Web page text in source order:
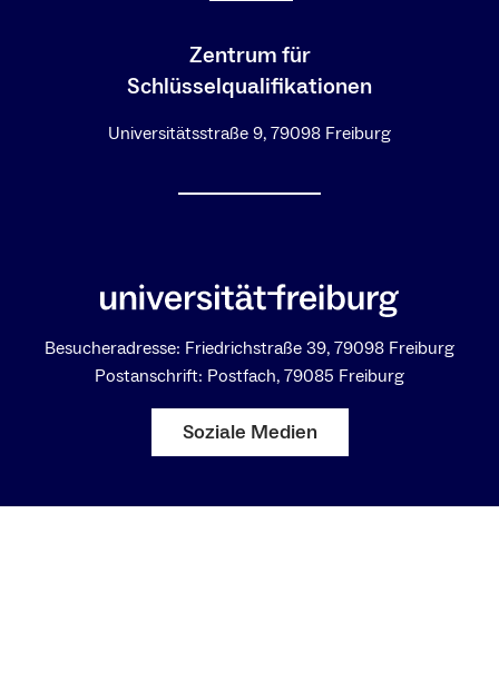
Zentrum für
Schlüsselqualifikationen
Universitätsstraße 9, 79098 Freiburg
Besucheradresse: Friedrichstraße 39, 79098 Freiburg
Postanschrift: Postfach, 79085 Freiburg
Soziale Medien